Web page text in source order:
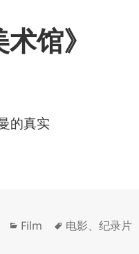
馆》
的真实
分
Film
标
电影、纪录片